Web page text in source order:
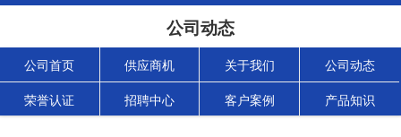
公司动态
公司首页 供应商机 关于我们 公司动态
荣誉认证 招聘中心 客户案例 产品知识